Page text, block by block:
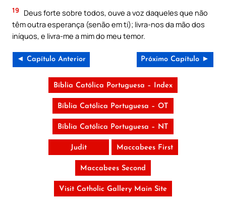
19
Deus forte sobre todos, ouve a voz daqueles que não
têm outra esperança (senão em ti); livra-nos da mão dos
iníquos, e livra-me a mim do meu temor.
◄ Capítulo Anterior Próximo Capítulo ►
Bíblia Católica Portuguesa – Index
Bíblia Católica Portuguesa – OT
Bíblia Católica Portuguesa – NT
Judit Maccabees First
Maccabees Second
Visit Catholic Gallery Main Site